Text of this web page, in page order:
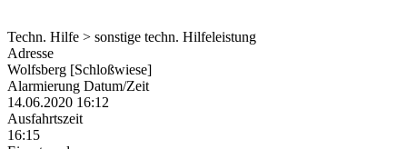
Techn. Hilfe > sonstige techn. Hilfeleistung
Adresse
Wolfsberg [Schloßwiese]
Alarmierung Datum/Zeit
14.06.2020 16:12
Ausfahrtszeit
16:15